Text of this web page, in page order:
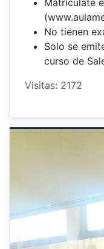
Matricúlate
No tienen
Solo se
curso de
Visitas: 2172